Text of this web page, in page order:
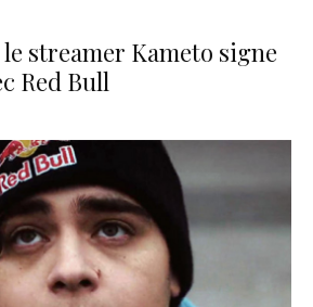
streamer Kameto signe
Red Bull